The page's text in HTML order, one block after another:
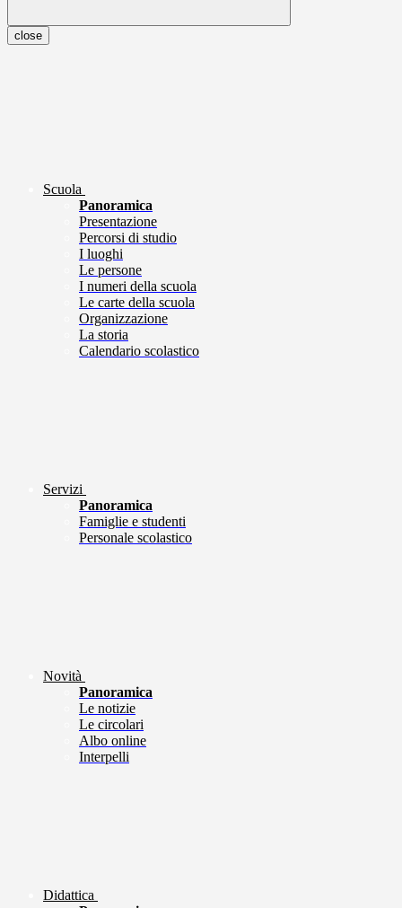
close
Scuola
Panoramica
Presentazione
Percorsi di studio
I luoghi
Le persone
I numeri della scuola
Le carte della scuola
Organizzazione
La storia
Calendario scolastico
Servizi
Panoramica
Famiglie e studenti
Personale scolastico
Novità
Panoramica
Le notizie
Le circolari
Albo online
Interpelli
Didattica